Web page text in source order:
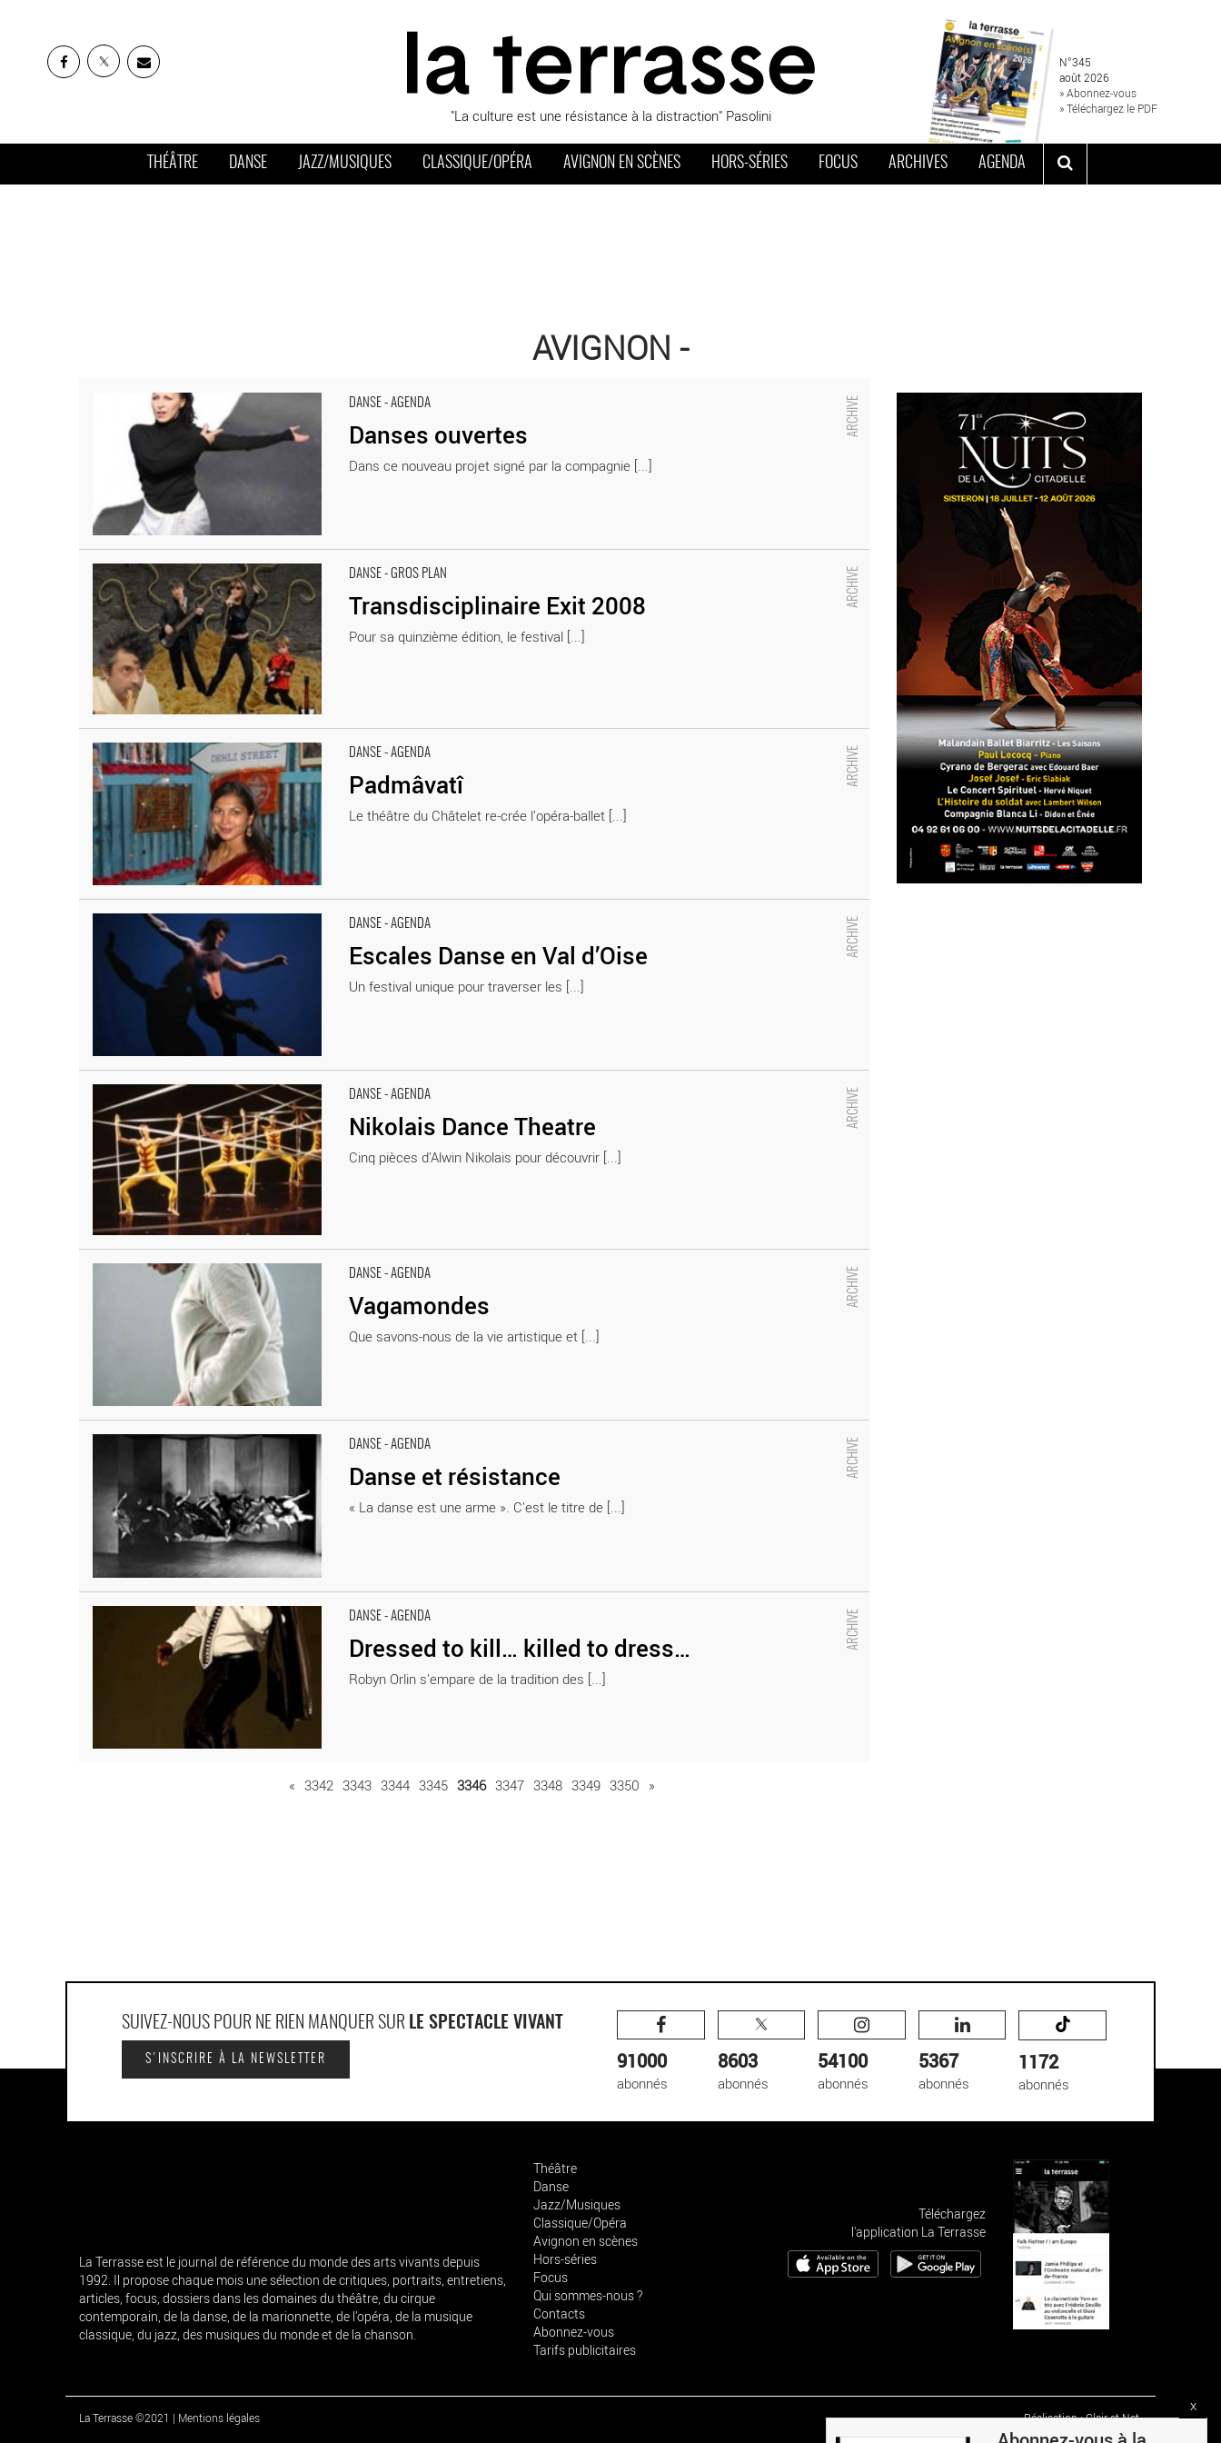
"La culture est une résistance à la distraction" Pasolini
N°345
août 2026
» Abonnez-vous
» Téléchargez le PDF
THÉÂTRE DANSE JAZZ/MUSIQUES CLASSIQUE/OPÉRA AVIGNON EN SCÈNES HORS-SÉRIES FOCUS ARCHIVES AGENDA
AVIGNON -
DANSE - AGENDA
Danses ouvertes
Dans ce nouveau projet signé par la compagnie [...]
Danses ouvertes - Critique sortie Danse
DANSE - GROS PLAN
Transdisciplinaire Exit 2008
Pour sa quinzième édition, le festival [...]
Transdisciplinaire Exit 2008 - Critique sortie Danse
DANSE - AGENDA
Padmâvatî
Le théâtre du Châtelet re-crée l’opéra-ballet [...]
DANSE - AGENDA
Escales Danse en Val d’Oise
Un festival unique pour traverser les [...]
Escales Danse en Val d’Oise - Critique sortie Danse
DANSE - AGENDA
Nikolais Dance Theatre
Cinq pièces d’Alwin Nikolais pour découvrir [...]
Nikolais Dance Theatre - Critique sortie Danse
DANSE - AGENDA
Vagamondes
Que savons-nous de la vie artistique et [...]
DANSE - AGENDA
Danse et résistance
« La danse est une arme ». C’est le titre de [...]
Danse et résistance - Critique sortie Danse
DANSE - AGENDA
Dressed to kill… killed to dress…
Robyn Orlin s’empare de la tradition des [...]
« 3342 3343 3344 3345 3346 3347 3348 3349 3350 »
x
SUIVEZ-NOUS POUR NE RIEN MANQUER SUR LE SPECTACLE VIVANT
S'INSCRIRE À LA NEWSLETTER 91000
abonnés
8603
abonnés
54100
abonnés
5367
abonnés
1172
abonnés
La Terrasse est le journal de référence du monde des arts vivants depuis
1992. Il propose chaque mois une sélection de critiques, portraits, entretiens,
articles, focus, dossiers dans les domaines du théâtre, du cirque
contemporain, de la danse, de la marionnette, de l’opéra, de la musique
classique, du jazz, des musiques du monde et de la chanson.
Théâtre
Danse
Jazz/Musiques
Classique/Opéra
Avignon en scènes
Hors-séries
Focus
Qui sommes-nous ?
Contacts
Abonnez-vous
Tarifs publicitaires
Téléchargez
l'application La Terrasse
La Terrasse ©2021 | Mentions légales Réalisation : Clair et Net.